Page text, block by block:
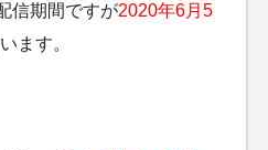
信期間ですが2020年6月5
ます。